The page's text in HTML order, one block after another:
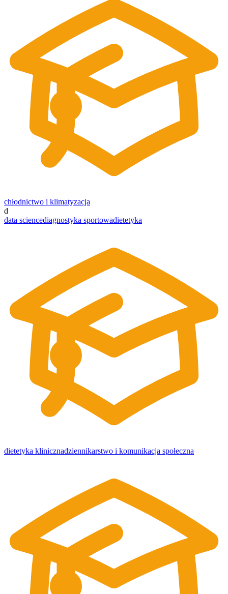
chłodnictwo i klimatyzacja
d
data sciencediagnostyka sportowadietetyka
dietetyka klinicznadziennikarstwo i komunikacja społeczna